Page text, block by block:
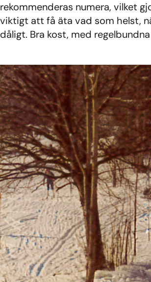
rekommenderas numera, vilket
viktigt att få äta vad som helst,
dåligt. Bra kost, med